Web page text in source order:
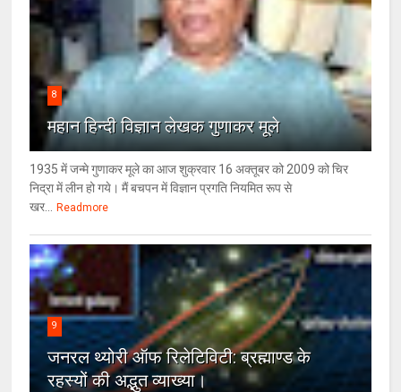
8
महान हिन्दी विज्ञान लेखक गुणाकर मूले
1935 में जन्मे गुणाकर मूले का आज शुक्रवार 16 अक्तूबर को 2009 को चिर
निद्रा में लीन हो गये। मैं बचपन में विज्ञान प्रगति नियमित रूप से
खर...
Readmore
9
जनरल थ्‍योरी ऑफ रिलेटिविटी: ब्रह्माण्‍ड के
रहस्‍यों की अद्भुत व्‍याख्‍या।